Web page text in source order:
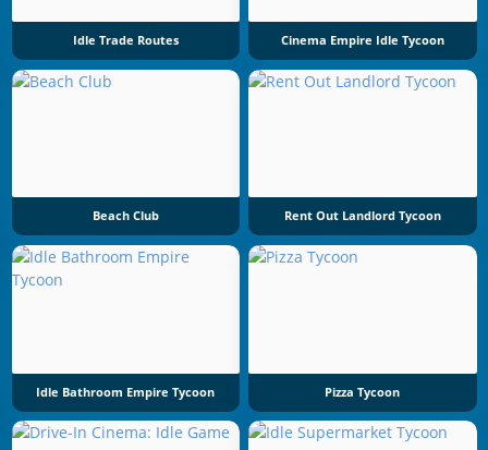
Idle Trade Routes Cinema Empire Idle Tycoon
Beach Club Rent Out Landlord Tycoon
Idle Bathroom Empire Tycoon Pizza Tycoon